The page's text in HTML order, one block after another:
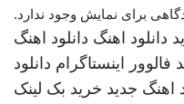
برای نمایش وجود ندارد.
دانلود اهنگ دانلود اهنگ
فالوور اینستاگرام دانلود
اهنگ جدید خرید بک لینک